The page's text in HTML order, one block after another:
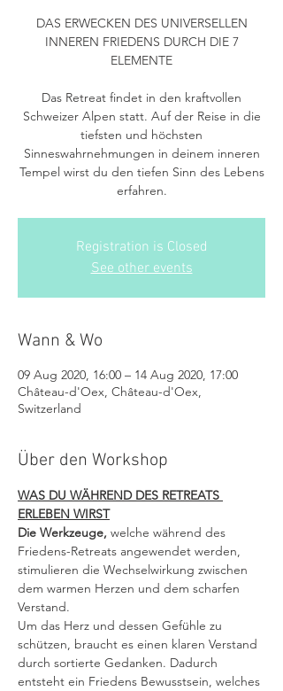
DAS ERWECKEN DES UNIVERSELLEN
INNEREN FRIEDENS DURCH DIE 7
ELEMENTE
Das Retreat findet in den kraftvollen
Schweizer Alpen statt. Auf der Reise in die
tiefsten und höchsten
Sinneswahrnehmungen in deinem inneren
Tempel wirst du den tiefen Sinn des Lebens
erfahren.
Registration is Closed
See other events
Wann & Wo
09 Aug 2020, 16:00 – 14 Aug 2020, 17:00
Château-d'Oex, Château-d'Oex,
Switzerland
Über den Workshop
WAS DU WÄHREND DES RETREATS
ERLEBEN WIRST
Die Werkzeuge, welche während des
Friedens-Retreats angewendet werden,
stimulieren die Wechselwirkung zwischen
dem warmen Herzen und dem scharfen
Verstand.
Um das Herz und dessen Gefühle zu
schützen, braucht es einen klaren Verstand
durch sortierte Gedanken. Dadurch
entsteht ein Friedens Bewusstsein, welches